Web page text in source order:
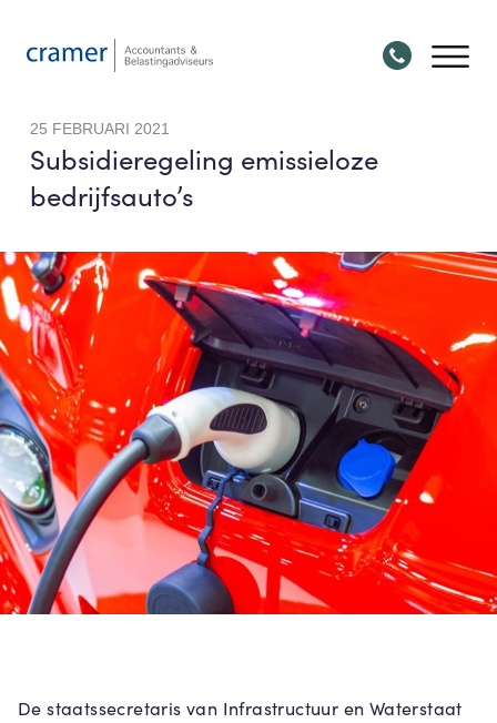
25 FEBRUARI 2021
Subsidieregeling emissieloze
bedrijfsauto’s
De staatssecretaris van Infrastructuur en Waterstaat